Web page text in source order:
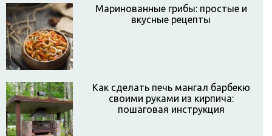
Маринованные грибы: простые и
вкусные рецепты
Как сделать печь мангал барбекю
своими руками из кирпича:
пошаговая инструкция